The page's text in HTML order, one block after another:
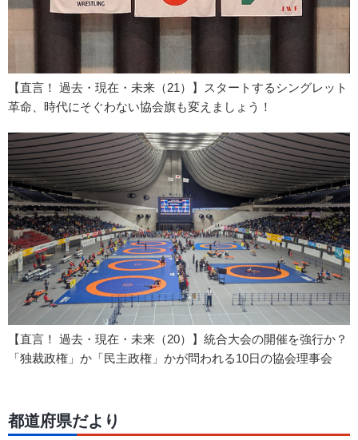
【直言！ 過去・現在・未来（21）】スタートするシングレット
革命、時代にそぐわない協会旗も変えましょう！
【直言！ 過去・現在・未来（20）】統合大会の開催を強行か？
「独裁政権」か「民主政権」かが問われる10日の協会理事会
都道府県だより